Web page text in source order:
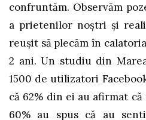
confruntăm. Observăm
a prietenilor noștri și
reușit să plecăm în
2 ani. Un studiu din
1500 de utilizatori
că 62% din ei au afirmat
60% au spus că au